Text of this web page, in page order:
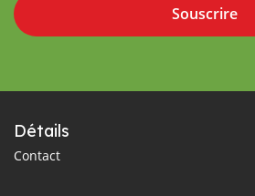
Souscrire
Détails
Contact